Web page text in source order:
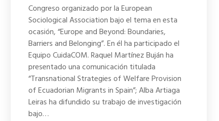
Congreso organizado por la European
Sociological Association bajo el tema en esta
ocasión, “Europe and Beyond: Boundaries,
Barriers and Belonging”. En él ha participado el
Equipo CuidaCOM. Raquel Martínez Buján ha
presentado una comunicación titulada
“Transnational Strategies of Welfare Provision
of Ecuadorian Migrants in Spain”; Alba Artiaga
Leiras ha difundido su trabajo de investigación
bajo…